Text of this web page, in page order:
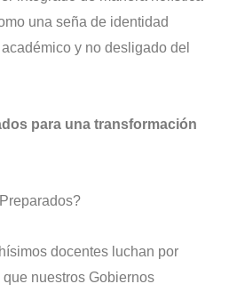
una seña de identidad
y no desligado del
para una transformación
docentes luchan por
nuestros Gobiernos